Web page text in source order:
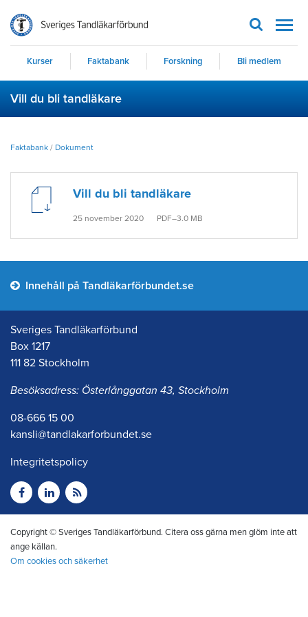
Kurser Faktabank Forskning Bli medlem
Vill du bli tandläkare
Faktabank / Dokument
Vill du bli tandläkare
25 november 2020 PDF–3.0 MB
Innehåll på Tandläkarförbundet.se
Sveriges Tandläkarförbund
Box 1217
111 82 Stockholm
Besöksadress: Österlånggatan 43, Stockholm
08-666 15 00
kansli@tandlakarforbundet.se
Integritetspolicy
Copyright © Sveriges Tandläkarförbund. Citera oss gärna men glöm inte att
ange källan.
Om cookies och säkerhet